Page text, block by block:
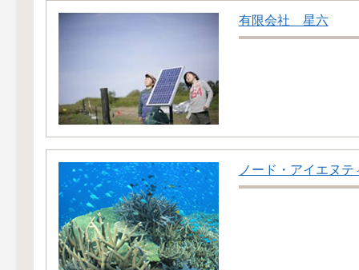
有限会社 星六
ノード・アイエヌテ